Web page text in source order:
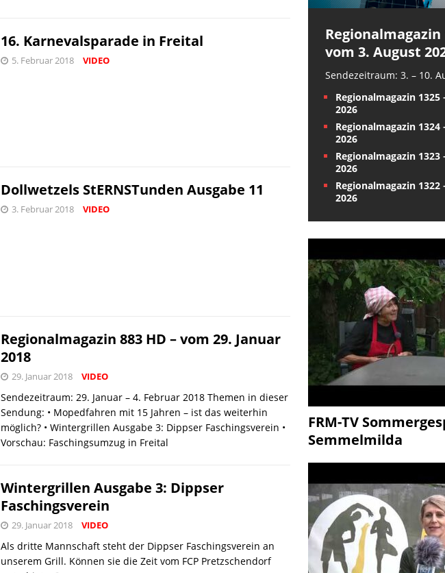
16. Karnevalsparade in Freital
5. Februar 2018 VIDEO
Dollwetzels StERNSTunden Ausgabe 11
3. Februar 2018 VIDEO
Regionalmagazin 883 HD – vom 29. Januar
2018
29. Januar 2018 VIDEO
Sendezeitraum: 29. Januar – 4. Februar 2018 Themen in dieser
Sendung: • Mopedfahren mit 15 Jahren – ist das weiterhin
möglich? • Wintergrillen Ausgabe 3: Dippser Faschingsverein •
Vorschau: Faschingsumzug in Freital
Wintergrillen Ausgabe 3: Dippser
Faschingsverein
29. Januar 2018 VIDEO
Als dritte Mannschaft steht der Dippser Faschingsverein an
unserem Grill. Können sie die Zeit vom FCP Pretzschendorf
Regionalmagazin
vom 3. August
Sendezeitraum: 3. – 10.
Regionalmagazin 1325
2026
Regionalmagazin 1324
2026
Regionalmagazin 1323
2026
Regionalmagazin 1322
2026
FRM-TV
Semmelmilda